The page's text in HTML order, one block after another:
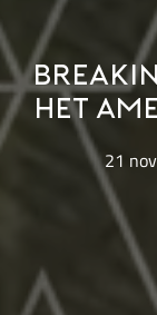
het
21